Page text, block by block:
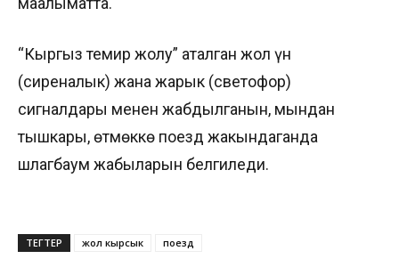
“Кыргыз темир жолу” аталган жол үн
(сиреналык) жана жарык (светофор)
сигналдары менен жабдылганын, мындан
тышкары, өтмөккө поезд жакындаганда
шлагбаум жабыларын белгиледи.
ТЕГТЕР жол кырсык поезд